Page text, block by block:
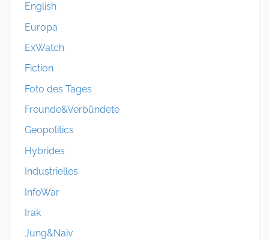
English
Europa
ExWatch
Fiction
Foto des Tages
Freunde&Verbündete
Geopolitics
Hybrides
Industrielles
InfoWar
Irak
Jung&Naiv